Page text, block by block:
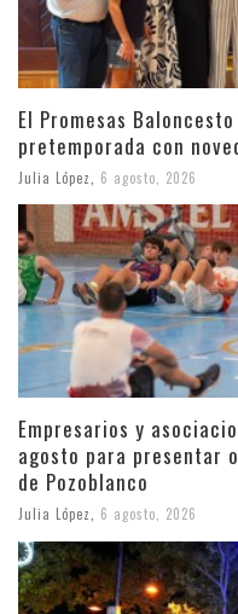
El Promesas
pretemporada con
Julia López 6 agosto, 2026
Empresarios y
agosto para presentar
de Pozoblanco
Julia López, 6 agosto, 2026